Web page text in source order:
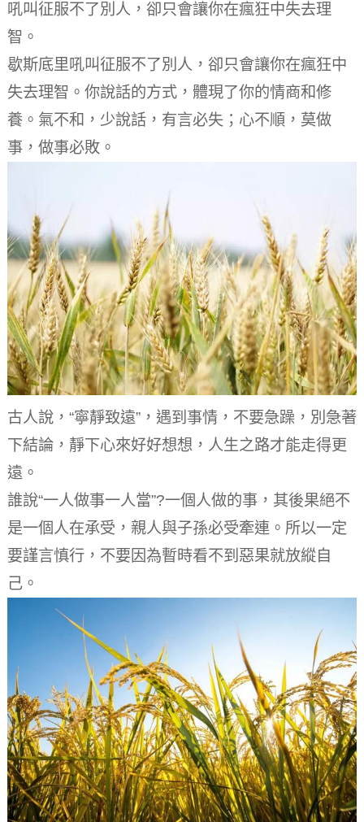
吼叫征服不了別人，卻只會讓你在瘋狂中失去理
智。
歇斯底里吼叫征服不了別人，卻只會讓你在瘋狂中
失去理智。 你說話的方式，體現了你的情商和修
養。 氣不和，少說話，有言必失；心不順，莫做
事，做事必敗。
古人說，“寧靜致遠”，遇到事情，不要急躁，別急著
下結論，靜下心來好好想想，人生之路才能走得更
遠。
誰說“一人做事一人當”?一個人做的事，其後果絕不
是一個人在承受，親人與子孫必受牽連。 所以一定
要謹言慎行，不要因為暫時看不到惡果就放縱自
己。